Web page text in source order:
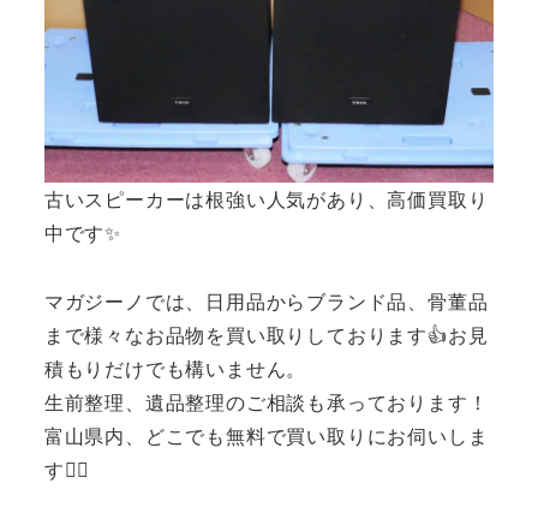
古いスピーカーは根強い人気があり、高価買取り
中です✨
マガジーノでは、日用品からブランド品、骨董品
まで様々なお品物を買い取りしております👍お見
積もりだけでも構いません。
生前整理、遺品整理のご相談も承っております！
富山県内、どこでも無料で買い取りにお伺いしま
す🙆‍♂️